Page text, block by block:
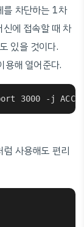
를 차단하는 1차
에 접속할 때 차
있을 것이다.
해 열어준다.
3000 -j
사용해도 편리